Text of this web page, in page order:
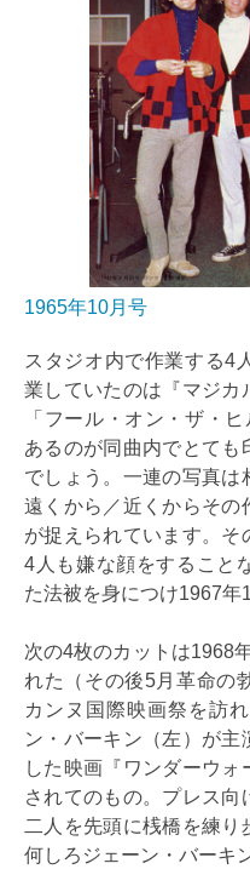
1965年10月号
スタジオ内で作業する4
業していたのは『マジカ
「フール・オン・ザ・
あるのが同曲内でとても
でしょう。一連の写真は
遠くから／近くからその
が捉えられています。そ
4人も嫌な顔をすること
た法被を身につけ1967年
次の4枚のカットは1968
れた（その後5月革命の
カンヌ国際映画祭を訪
ン・バーキン（左）が
した映画『ワンダーウ
されてのもの。プレス向
二人を先頭に桟橋を練
何しろジェーン・バーキ